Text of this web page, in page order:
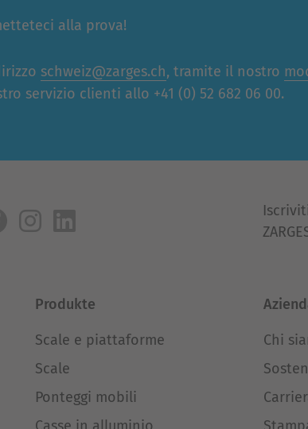
alla prova!
schweiz@zarges.ch, tramite il nostro
servizio clienti allo +41 (0) 52 682 06 00.
Produkte
Scale e piattaforme
Scale
Ponteggi mobili
Chi